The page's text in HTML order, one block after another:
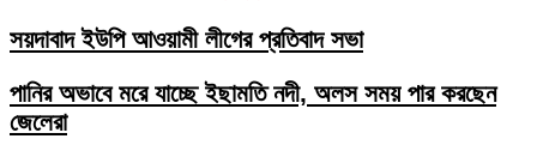
সয়দাবাদ ইউপি আওয়ামী লীগের প্রতিবাদ সভা
পানির অভাবে মরে যাচ্ছে ইছামতি নদী, অলস সময় পার করছেন
জেলেরা